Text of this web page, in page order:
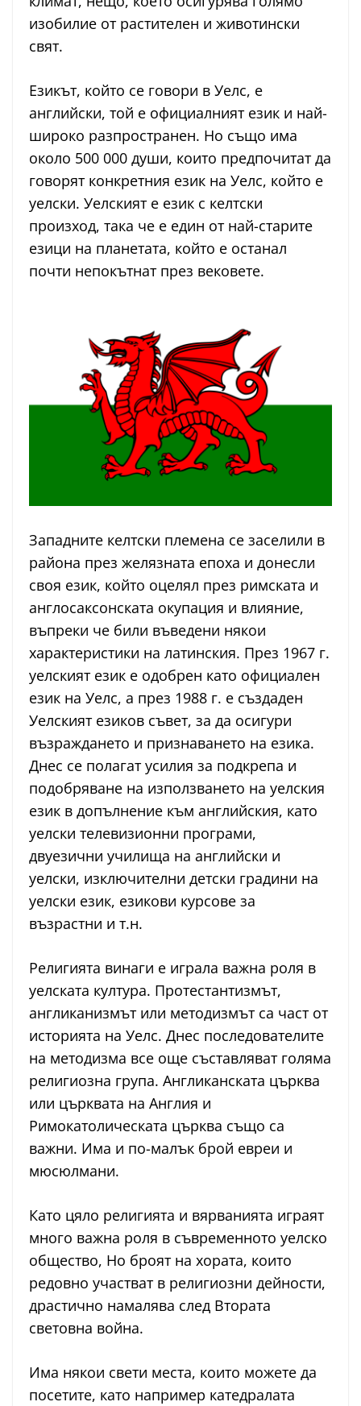
изобилие от растителен и животински
свят.
Езикът, който се говори в Уелс, е
английски, той е официалният език и най-
широко разпространен. Но също има
около 500 000 души, които предпочитат да
говорят конкретния език на Уелс, който е
уелски. Уелският е език с келтски
произход, така че е един от най-старите
езици на планетата, който е останал
почти непокътнат през вековете.
Западните келтски племена се заселили в
района през желязната епоха и донесли
своя език, който оцелял през римската и
англосаксонската окупация и влияние,
въпреки че били въведени някои
характеристики на латинския. През 1967 г.
уелският език е одобрен като официален
език на Уелс, а през 1988 г. е създаден
Уелският езиков съвет, за да осигури
възраждането и признаването на езика.
Днес се полагат усилия за подкрепа и
подобряване на използването на уелския
език в допълнение към английския, като
уелски телевизионни програми,
двуезични училища на английски и
уелски, изключителни детски градини на
уелски език, езикови курсове за
възрастни и т.н.
Религията винаги е играла важна роля в
уелската култура. Протестантизмът,
англиканизмът или методизмът са част от
историята на Уелс. Днес последователите
на методизма все още съставляват голяма
религиозна група. Англиканската църква
или църквата на Англия и
Римокатолическата църква също са
важни. Има и по-малък брой евреи и
мюсюлмани.
Като цяло религията и вярванията играят
много важна роля в съвременното уелско
общество, Но броят на хората, които
редовно участват в религиозни дейности,
драстично намалява след Втората
световна война.
Има някои свети места, които можете да
посетите, като например катедралата